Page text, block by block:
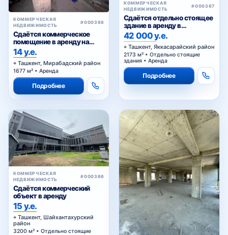
КОММЕРЧЕСКАЯ
НЕДВИЖИМОСТЬ
#000368
Сдаётся коммерческое
помещение в аренду на
Куйлюке
14 у.е.
Ташкент, Мирабадский район
1677 м² • Аренда
Подробнее
КОММЕРЧЕСКАЯ
НЕДВИЖИМОСТЬ
#000367
Сдаётся отдельно стоящее
здание в аренду в
Яккасарайском районе
42 000 у.е.
Ташкент, Яккасарайский район
2173 м² • Отдельно стоящие
здания • Аренда
Подробнее
КОММЕРЧЕСКАЯ
НЕДВИЖИМОСТЬ
#000366
Сдаётся коммерческий
объект в аренду
15 у.е.
Ташкент, Шайхантахурский
район
3200 м² • Отдельно стоящие